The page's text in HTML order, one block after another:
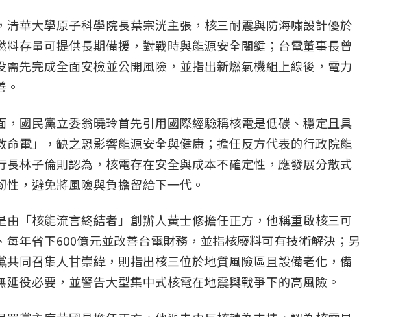
清華大學原子科學院長葉宗洸主張，核三耐震與防海嘯設計優於
料存量可提供長期備援，對戰時與能源安全關鍵；台電董事長曾
需先完成全面安檢並公開風險，並指出新燃氣機組上線後，電力
。
，國民黨立委翁曉玲首先引用國際經驗稱核電是低碳、穩定且具
命電」，缺之恐影響能源安全與健康；擔任反方代表的行政院能
長林子倫則認為，核電存在安全與成本不確定性，應發展分散式
性，避免將風險與負擔留給下一代。
由「核能流言終結者」創辦人黃士修擔任正方，他稱重啟核三可
每年省下600億元並改善台電財務，並指核廢料可有技術解決；另
共同召集人甘崇緯，則指出核三位於地質風險區且設備老化，備
延役必要，並警告大型集中式核電在地震與戰爭下的高風險。